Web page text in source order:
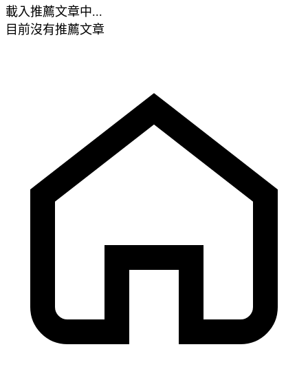
載入推薦文章中...
目前沒有推薦文章